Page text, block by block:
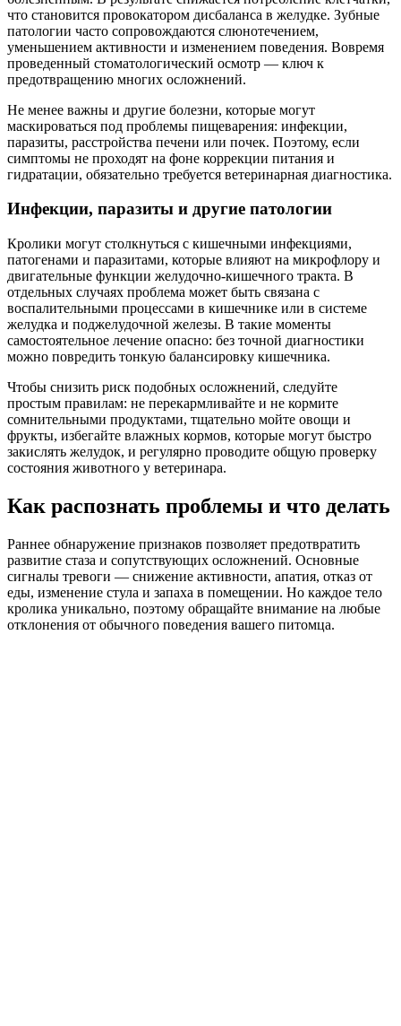
что становится провокатором дисбаланса в желудке. Зубные
патологии часто сопровождаются слюнотечением,
уменьшением активности и изменением поведения. Вовремя
проведенный стоматологический осмотр — ключ к
предотвращению многих осложнений.
Не менее важны и другие болезни, которые могут
маскироваться под проблемы пищеварения: инфекции,
паразиты, расстройства печени или почек. Поэтому, если
симптомы не проходят на фоне коррекции питания и
гидратации, обязательно требуется ветеринарная диагностика.
Инфекции, паразиты и другие патологии
Кролики могут столкнуться с кишечными инфекциями,
патогенами и паразитами, которые влияют на микрофлору и
двигательные функции желудочно-кишечного тракта. В
отдельных случаях проблема может быть связана с
воспалительными процессами в кишечнике или в системе
желудка и поджелудочной железы. В такие моменты
самостоятельное лечение опасно: без точной диагностики
можно повредить тонкую балансировку кишечника.
Чтобы снизить риск подобных осложнений, следуйте
простым правилам: не перекармливайте и не кормите
сомнительными продуктами, тщательно мойте овощи и
фрукты, избегайте влажных кормов, которые могут быстро
закислять желудок, и регулярно проводите общую проверку
состояния животного у ветеринара.
Как распознать проблемы и что делать
Раннее обнаружение признаков позволяет предотвратить
развитие стаза и сопутствующих осложнений. Основные
сигналы тревоги — снижение активности, апатия, отказ от
еды, изменение стула и запаха в помещении. Но каждое тело
кролика уникально, поэтому обращайте внимание на любые
отклонения от обычного поведения вашего питомца.